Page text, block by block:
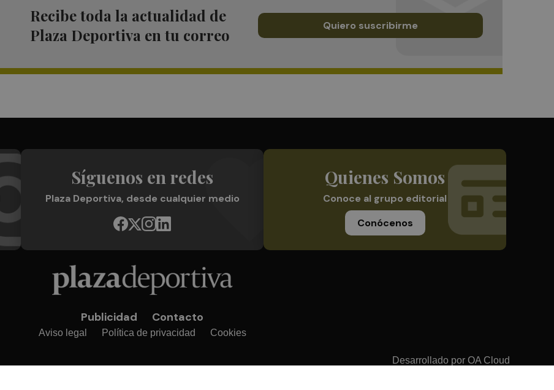
Recibe toda la actualidad de
Plaza Deportiva en tu correo
Quiero suscribirme
Síguenos en redes
Plaza Deportiva, desde cualquier medio
Quienes Somos
Conoce al grupo editorial
Conócenos
Publicidad Contacto
Aviso legal Política de privacidad Cookies
Desarrollado por OA Cloud